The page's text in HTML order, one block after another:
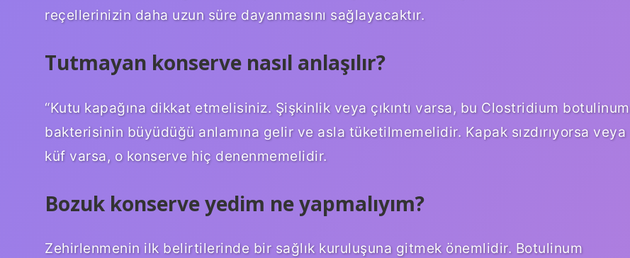
reçellerinizin daha uzun süre dayanmasını sağlayacaktır.
Tutmayan konserve nasıl anlaşılır?
“Kutu kapağına dikkat etmelisiniz. Şişkinlik veya çıkıntı varsa, bu Clostridium botulinum
bakterisinin büyüdüğü anlamına gelir ve asla tüketilmemelidir. Kapak sızdırıyorsa veya
küf varsa, o konserve hiç denenmemelidir.
Bozuk konserve yedim ne yapmalıyım?
Zehirlenmenin ilk belirtilerinde bir sağlık kuruluşuna gitmek önemlidir. Botulinum